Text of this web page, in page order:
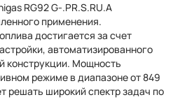
RG92 G-.PR.S.RU.A
применения.
достигается за счет
автоматизированного
конструкции. Мощность
режиме в диапазоне от 849
решать широкий спектр задач по